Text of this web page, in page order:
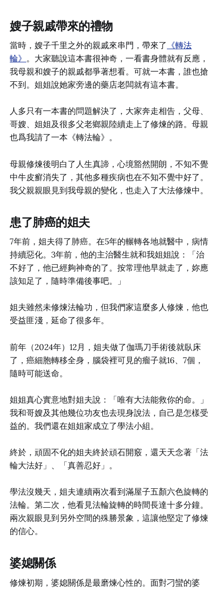
嫂子親戚帶來的禮物
當時，嫂子千里之外的親戚來串門，帶來了 《轉法
輪》 。大家聽說這本書很神奇，一看書身體就有反應，
我母親和嫂子的親戚都爭著想看。可就一本書，誰也搶
不到。姐姐說她家旁邊的藥店老闆就有這本書。
人多只有一本書的問題解決了，大家奔走相告，父母、
哥嫂、姐姐及很多父老鄉親陸續走上了修煉的路。母親
也爲我請了一本《轉法輪》。
母親修煉後明白了人生真諦，心境豁然開朗，不知不覺
中牛皮癬消失了，其他多種疾病也在不知不覺中好了。
我父親親眼見到我母親的變化，也走入了大法修煉中。
患了肺癌的姐夫
7年前，姐夫得了肺癌。在5年的輾轉各地就醫中，病情
持續惡化。3年前，他的主治醫生就和我姐姐說：「治
不好了，他已經夠神奇的了。按常理他早就走了，妳應
該知足了，隨時準備後事吧。」
姐夫雖然未修煉法輪功，但我們家這麼多人修煉，他也
受益匪淺，延命了很多年。
前年（2024年）12月，姐夫做了伽瑪刀手術後就臥床
了，癌細胞轉移全身，腦袋裡可見的瘤子就16、7個，
隨時可能送命。
姐姐真心實意地對姐夫說：「唯有大法能救你的命。」
我和哥嫂及其他幾位功友也去現身說法，自己是怎樣受
益的。我們還在姐姐家成立了學法小組。
終於，頑固不化的姐夫終於頑石開竅，還天天念著「法
輪大法好」、「真善忍好」。
學法沒幾天，姐夫連續兩次看到滿屋子五顏六色旋轉的
法輪。第二次，他看見法輪旋轉的時間長達十多分鐘。
兩次親眼見到另外空間的殊勝景象，這讓他堅定了修煉
的信心。
婆媳關係
修煉初期，婆媳關係是最磨煉心性的。面對刁蠻的婆